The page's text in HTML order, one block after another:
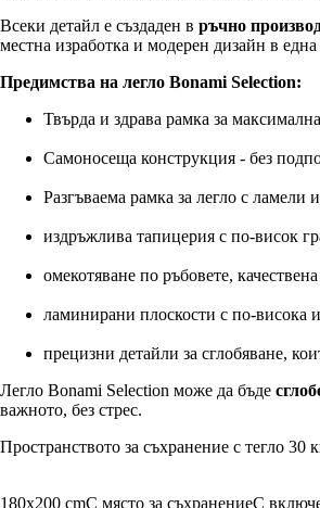
Всеки детайл е създаден в ръчно
местна изработка и модерен дизайн в
Предимства на легло Bonami Selection:
Твърда и здрава рамка за
Самоносеща конструкция - без
Разгъваема рамка за легло с ламели
издръжлива тапицерия с по-висок
омекотяване по ръбовете,
ламинирани плоскости с по-висока
прецизни детайли за сглобяване,
Легло Bonami Selection може да бъде
важното, без стрес.
Пространството за съхранение с тегло
180x200 cmС място за съхранениеС